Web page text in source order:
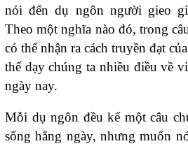
nói đến dụ ngôn người gieo
Theo một nghĩa nào đó, trong
có thể nhận ra cách truyền đạt
thế dạy chúng ta nhiều điều về
ngày nay.
Mỗi dụ ngôn đều kể một câu
sống hằng ngày, nhưng muốn